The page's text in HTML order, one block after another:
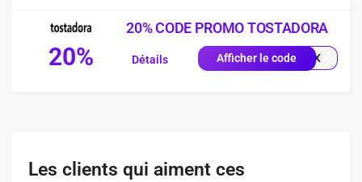
20%
20% CODE PROMO TOSTADORA
Afficher le code0X1X
Détails
Les clients qui aiment ces